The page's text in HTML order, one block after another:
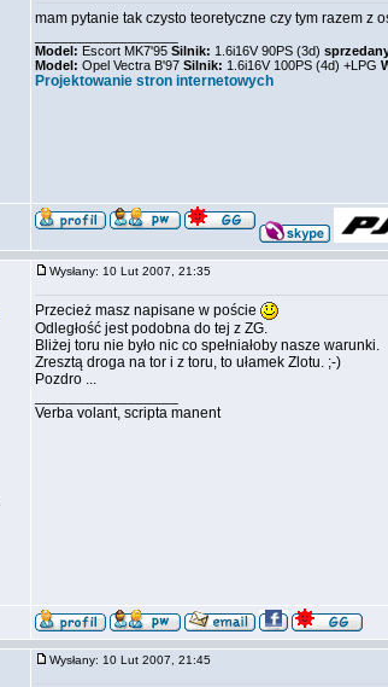
mam pytanie tak czysto teoretyczne czy tym razem z
Model: Escort MK7'95 Silnik: 1.6i16V 90PS (3d)
Model: Opel Vectra B'97 Silnik: 1.6i16V 100PS (4d) +LPG
Projektowanie stron internetowych
Wysłany: 10 Lut 2007, 21:35
Przecież masz napisane w poście
Odległość jest podobna do tej z ZG.
Bliżej toru nie było nic co spełniałoby nasze warunki.
Zresztą droga na tor i z toru, to ułamek Zlotu. ;-)
Pozdro ...
Verba volant, scripta manent
Wysłany: 10 Lut 2007, 21:45